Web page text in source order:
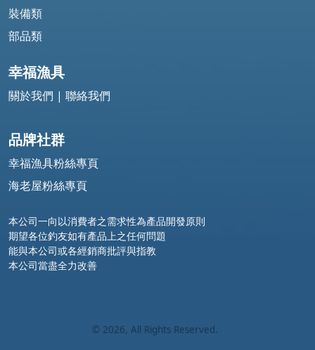
裝備類
部品類
幸福漁具
關於我們 | 聯絡我們
品牌社群
幸福漁具粉絲專頁
海老屋粉絲專頁
本公司一向以消費者之需求性為產品開發原則
期望各位釣友如有產品上之任何問題
能與本公司或各經銷商批評與指教
本公司當盡全力改善
© 2026, All Rights Reserved.